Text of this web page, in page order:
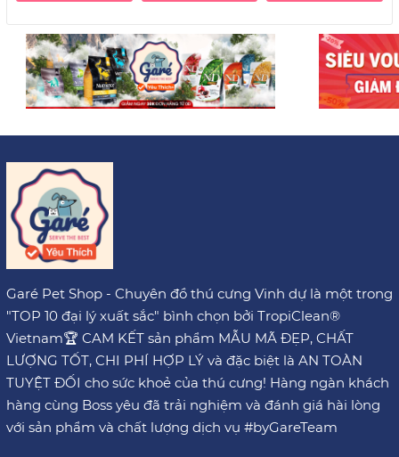
Garé Pet Shop - Chuyên đồ thú cưng Vinh dự là một trong
"TOP 10 đại lý xuất sắc" bình chọn bởi TropiClean®
Vietnam🏆 CAM KẾT sản phẩm MẪU MÃ ĐẸP, CHẤT
LƯỢNG TỐT, CHI PHÍ HỢP LÝ và đặc biệt là AN TOÀN
TUYỆT ĐỐI cho sức khoẻ của thú cưng! Hàng ngàn khách
hàng cùng Boss yêu đã trải nghiệm và đánh giá hài lòng
với sản phẩm và chất lượng dịch vụ #byGareTeam